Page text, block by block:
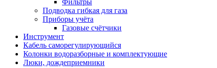
Фильтры
Подводка гибкая для газа
Приборы учёта
Газовые счётчики
Инструмент
Кабель саморегулирующийся
Колонки водоразборные и комплектующие
Люки, дождеприемники